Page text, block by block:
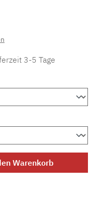
3-5 Tage
gewünschten
Warenkorb